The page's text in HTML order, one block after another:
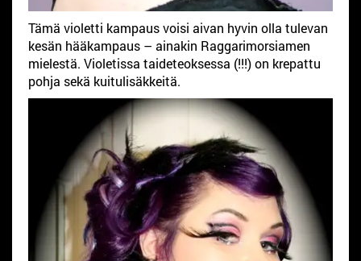
Tämä violetti kampaus voisi aivan hyvin olla tulevan
kesän hääkampaus – ainakin Raggarimorsiamen
mielestä. Violetissa taideteoksessa (!!!) on krepattu
pohja sekä kuitulisäkkeitä.